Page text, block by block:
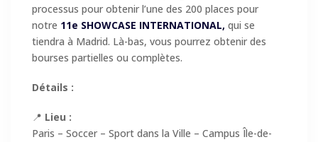
processus pour obtenir l’une des 200 places pour
notre 11e SHOWCASE INTERNATIONAL, qui se
tiendra à Madrid. Là-bas, vous pourrez obtenir des
bourses partielles ou complètes.
Détails :
📍 Lieu :
Paris – Soccer – Sport dans la Ville – Campus Île-de-